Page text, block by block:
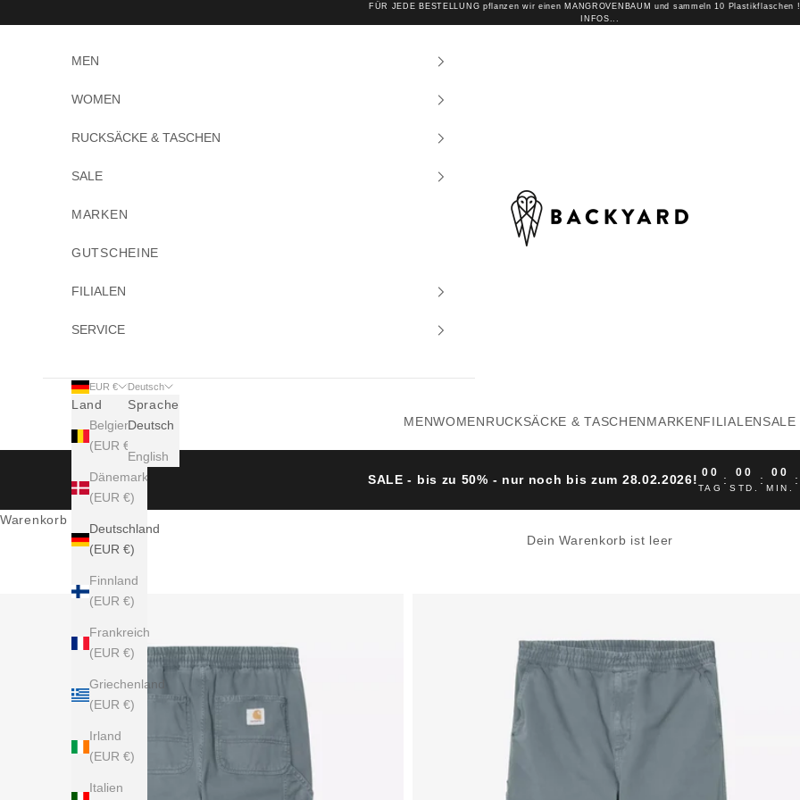
FÜR JEDE BESTELLUNG pflanzen wir einen MANGROVENBAUM und sammeln 10 Plastikflaschen
INFOS...
BACKYARD
MENWOMENRUCKSÄCKE & TASCHENMARKENFILIALENSALE
MEN
WOMEN
RUCKSÄCKE & TASCHEN
SALE
MARKEN
GUTSCHEINE
FILIALEN
SERVICE
EUR €
Land
Belgien
(EUR €)
Dänemark
(EUR €)
Deutschland
(EUR €)
Finnland
(EUR €)
Frankreich
(EUR €)
Griechenland
(EUR €)
Irland
(EUR €)
Italien
Deutsch
Sprache
Deutsch
English
SALE - bis zu 50% - nur noch bis zum 28.02.2026! 00
TAG
: 00
STD.
: 00
MIN.
:
Warenkorb
Dein Warenkorb ist leer